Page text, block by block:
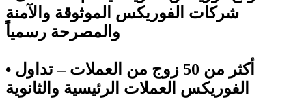
شركات الفوريكس الموثوقة والآمنة
والمصرحة رسمياً
• أكثر من 50 زوج من العملات – تداول
الفوريكس العملات الرئيسية والثانوية